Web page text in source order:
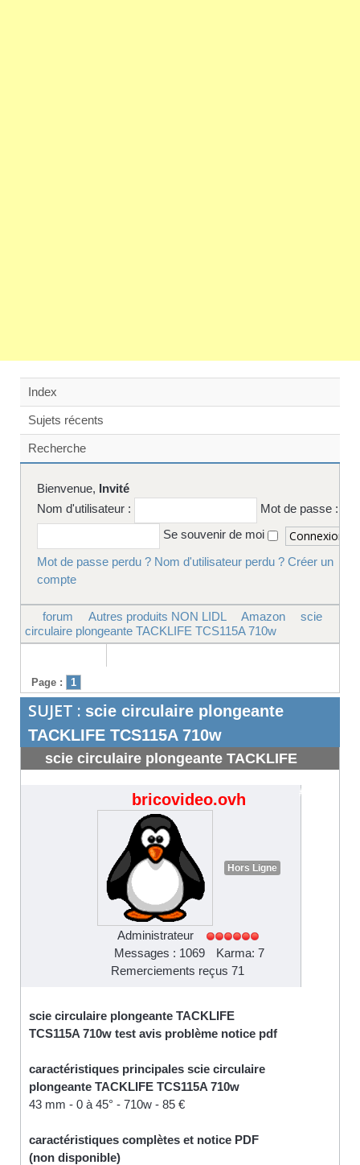
Index
Sujets récents
Recherche
Bienvenue, Invité
Nom d'utilisateur :
Mot de passe :
Se souvenir de moi
Mot de passe perdu ? Nom d'utilisateur perdu ? Créer un
compte
forum Autres produits NON LIDL Amazon
scie
circulaire plongeante TACKLIFE TCS115A 710w
Page : 1
SUJET : scie circulaire plongeante
TACKLIFE TCS115A 710w
scie circulaire plongeante TACKLIFE
#4466
bricovideo.ovh
Hors Ligne
Administrateur
Messages : 1069
Karma: 7
Remerciements reçus 71
scie circulaire plongeante TACKLIFE
TCS115A 710w test avis problème notice pdf
caractéristiques principales scie circulaire
plongeante TACKLIFE TCS115A 710w
43 mm - 0 à 45° - 710w - 85 €
caractéristiques complètes et notice PDF
(non disponible)